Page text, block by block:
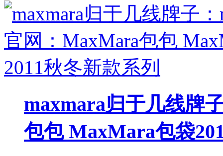
maxmara归于几线牌
包包 MaxMara包袋